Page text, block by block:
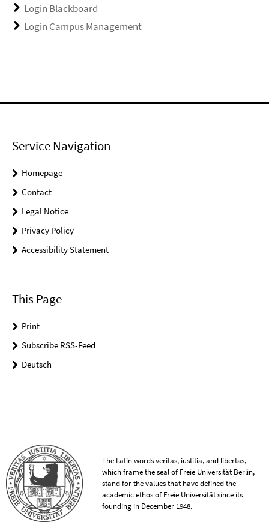
Login Blackboard
Login Campus Management
Service Navigation
Homepage
Contact
Legal Notice
Privacy Policy
Accessibility Statement
This Page
Print
Subscribe RSS-Feed
Deutsch
The Latin words veritas, iustitia, and libertas,
which frame the seal of Freie Universität Berlin,
stand for the values that have defined the
academic ethos of Freie Universität since its
founding in December 1948.